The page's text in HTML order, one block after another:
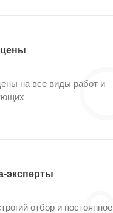
цены
на все виды работ и
эксперты
отбор и постоянное